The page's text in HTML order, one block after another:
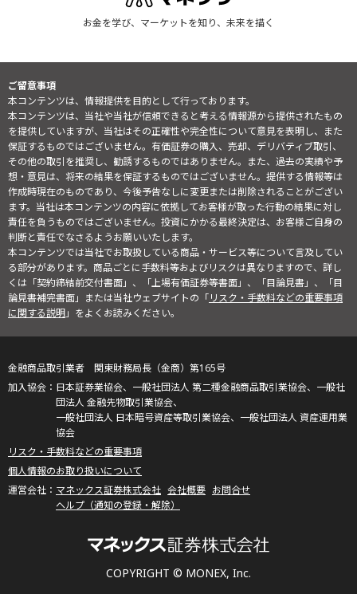
お金を学び、マーケットを知り、未来を描く
ご留意事項
本コンテンツは、情報提供を目的として行っております。
本コンテンツは、当社や当社が信頼できると考える情報源から提供されたもの
を提供していますが、当社はその正確性や完全性について意見を表明し、また
保証するものではございません。有価証券の購入、売却、デリバティブ取引、
その他の取引を推奨し、勧誘するものではありません。また、過去の実績や予
想・意見は、将来の結果を保証するものではございません。提供する情報等は
作成時現在のものであり、今後予告なしに変更または削除されることがござい
ます。当社は本コンテンツの内容に依拠してお客様が取った行動の結果に対し
責任を負うものではございません。投資にかかる最終決定は、お客様ご自身の
判断と責任でなさるようお願いいたします。
本コンテンツでは当社でお取扱している商品・サービス等について言及してい
る部分があります。商品ごとに手数料等およびリスクは異なりますので、詳し
くは「契約締結前交付書面」、「上場有価証券等書面」、「目論見書」、「目
論見書補完書面」または当社ウェブサイトの「リスク・手数料などの重要事項
に関する説明」をよくお読みください。
COPYRIGHT © MONEX, Inc.
金融商品取引業者 関東財務局長（金商）第165号
日本証券業協会、一般社団法人 第二種金融商品取引業協会、一般社
団法人 金融先物取引業協会、
一般社団法人 日本暗号資産等取引業協会、一般社団法人 資産運用業
協会
リスク・手数料などの重要事項
個人情報のお取り扱いについて
マネックス証券株式会社 会社概要 お問合せ
ヘルプ（通知の登録・解除）